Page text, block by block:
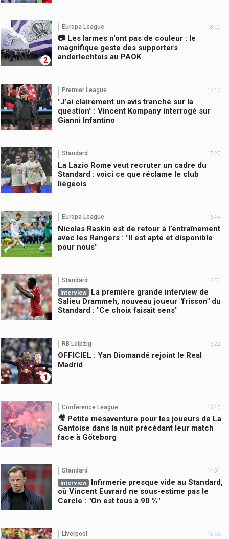
2
Europa League 18:00
📷 Les larmes n'ont pas de couleur : le
magnifique geste des supporters
anderlechtois au PAOK
Premier League 17:40
"J’ai clairement un avis tranché sur la
question" : Vincent Kompany interrogé sur
Gianni Infantino
Standard 17:20
La Lazio Rome veut recruter un cadre du
Standard : voici ce que réclame le club
liégeois
Europa League 16:45
Nicolas Raskin est de retour à l’entraînement
avec les Rangers : "Il est apte et disponible
pour nous"
Standard 16:00
Interview
La première grande interview de
Salieu Drammeh, nouveau joueur "frisson" du
Standard : "Ce choix faisait sens"
1
RB Leipzig 16:22
OFFICIEL : Yan Diomandé rejoint le Real
Madrid
Conference League 15:40
🎥 Petite mésaventure pour les joueurs de La
Gantoise dans la nuit précédant leur match
face à Göteborg
Standard 14:54
Interview
Infirmerie presque vide au Standard,
où Vincent Euvrard ne sous-estime pas le
Cercle : "On est tous à 90 %"
Liverpool 15:05